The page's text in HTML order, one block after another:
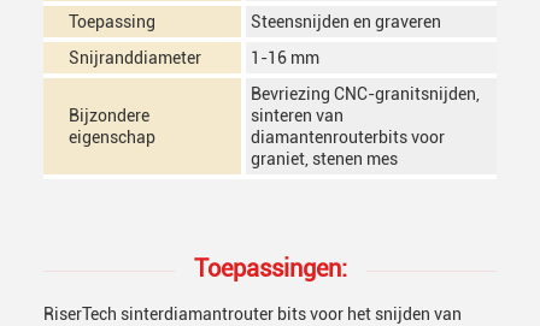
Toepassing
Steensnijden en graveren
Snijranddiameter
1-16 mm
Bijzondere
eigenschap
Bevriezing CNC-granitsnijden,
sinteren van
diamantenrouterbits voor
graniet, stenen mes
Toepassingen:
RiserTech sinterdiamantrouter bits voor het snijden van